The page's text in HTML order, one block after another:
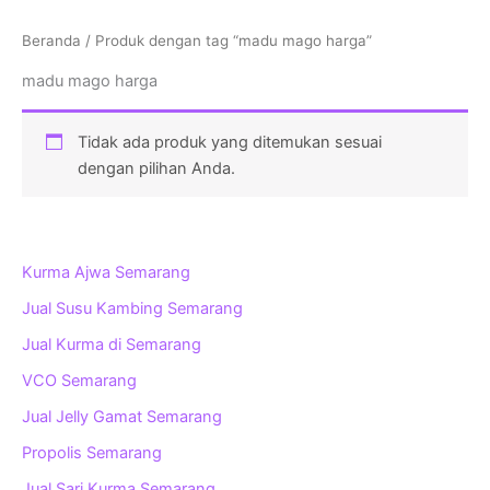
Beranda / Produk dengan tag “madu mago harga”
madu mago harga
Tidak ada produk yang ditemukan sesuai
dengan pilihan Anda.
Kurma Ajwa Semarang
Jual Susu Kambing Semarang
Jual Kurma di Semarang
VCO Semarang
Jual Jelly Gamat Semarang
Propolis Semarang